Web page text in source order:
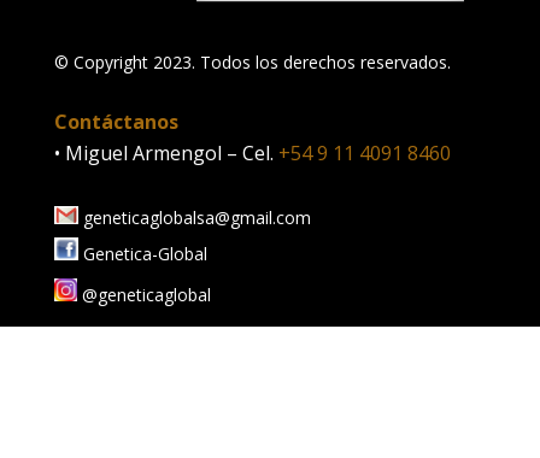
© Copyright 2023. Todos los derechos reservados.
Contáctanos
• Miguel Armengol – Cel. +54 9 11 4091 8460
geneticaglobalsa@gmail.com
Genetica-Global
@geneticaglobal